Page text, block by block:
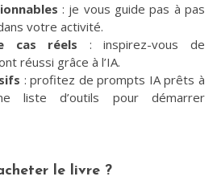
: je vous guide pas à pas
votre activité.
cas réels : inspirez-vous de
réussi grâce à l’IA.
: profitez de prompts IA prêts à
liste d’outils pour démarrer
le livre ?